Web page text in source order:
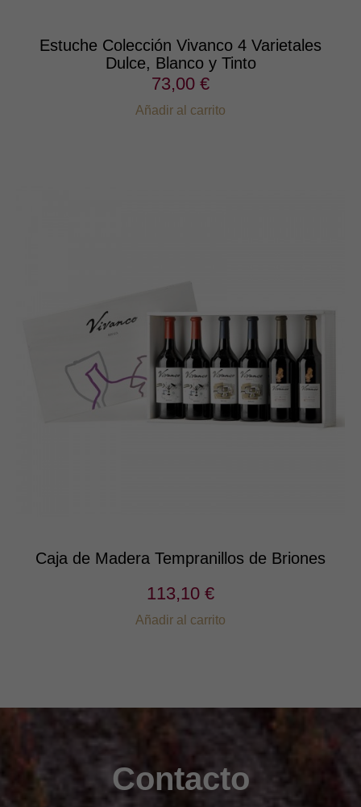
Estuche Colección Vivanco 4 Varietales
Dulce, Blanco y Tinto
73,00 €
Añadir al carrito
Caja de Madera Tempranillos de Briones
113,10 €
Añadir al carrito
Contacto